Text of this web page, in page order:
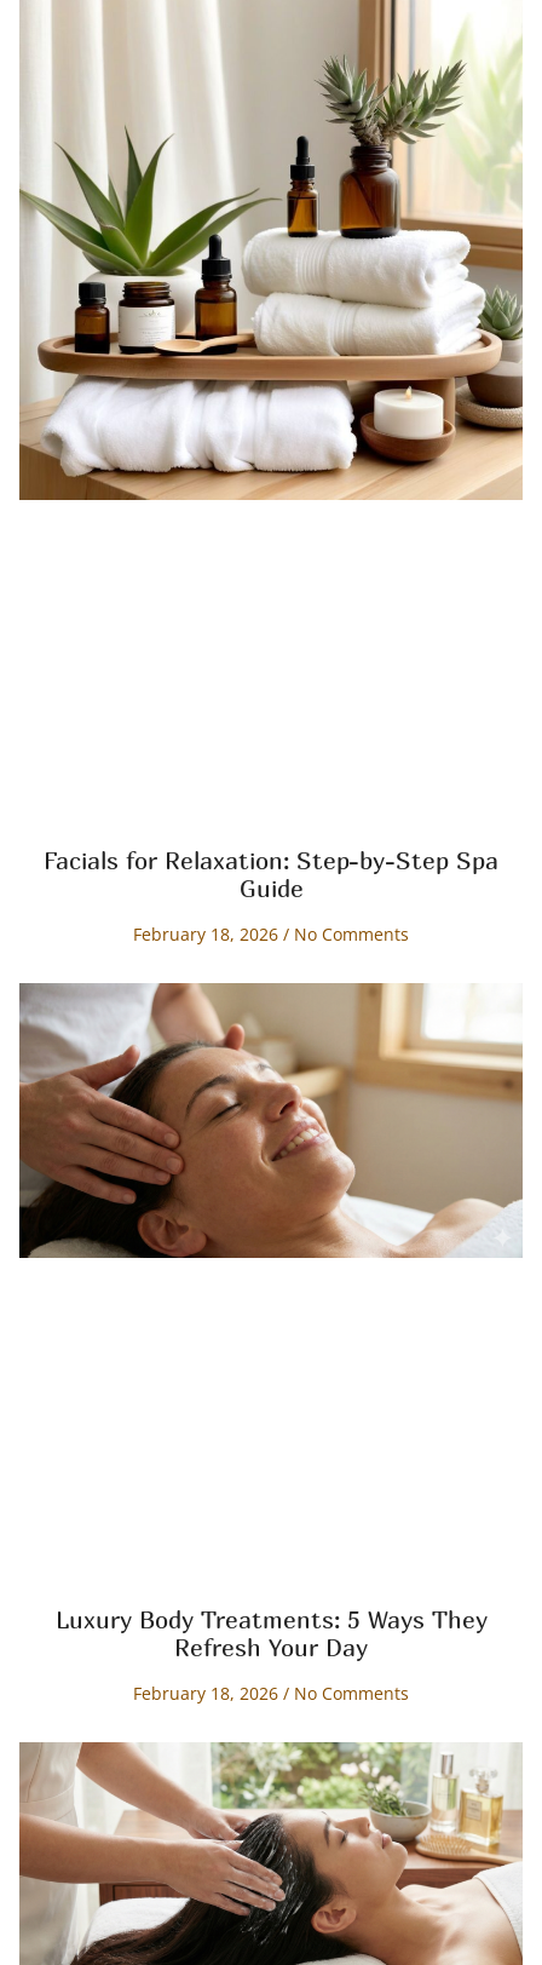
Facials for Relaxation: Step-by-Step Spa
Guide
February 18, 2026 No Comments
Luxury Body Treatments: 5 Ways They
Refresh Your Day
February 18, 2026 No Comments